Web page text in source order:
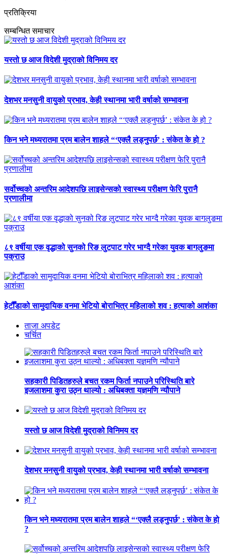
प्रतिक्रिया
सम्बन्धित समाचार
यस्तो छ आज विदेशी मुद्राको विनिमय दर
देशभर मनसुनी वायुको प्रभाव, केही स्थानमा भारी वर्षाको सम्भावना
किन भने मध्यरातमा प्रम बालेन शाहले “‘एक्लै लड्नुपर्छ’ : संकेत के हो ?
सर्वोच्चको अन्तरिम आदेशपछि लाइसेन्सको स्वास्थ्य परीक्षण फेरि पुरानै
प्रणालीमा
८९ वर्षीया एक वृद्धाको सुनको रिङ लुटपाट गरेर भाग्दै गरेका युवक बागलुङमा
पक्राउ
हेटौँडाको सामुदायिक वनमा भेटियो बोराभित्र महिलाको शव : हत्याको आशंका
ताजा अपडेट
चर्चित
सहकारी पिडितहरुले बचत रकम फिर्ता नपाउने परिस्थिति बारे
इजलाशमा कुरा उठ्न थाल्यो : अधिबक्ता यज्ञमणि न्यौपाने
यस्तो छ आज विदेशी मुद्राको विनिमय दर
देशभर मनसुनी वायुको प्रभाव, केही स्थानमा भारी वर्षाको सम्भावना
किन भने मध्यरातमा प्रम बालेन शाहले “‘एक्लै लड्नुपर्छ’ : संकेत के हो
?